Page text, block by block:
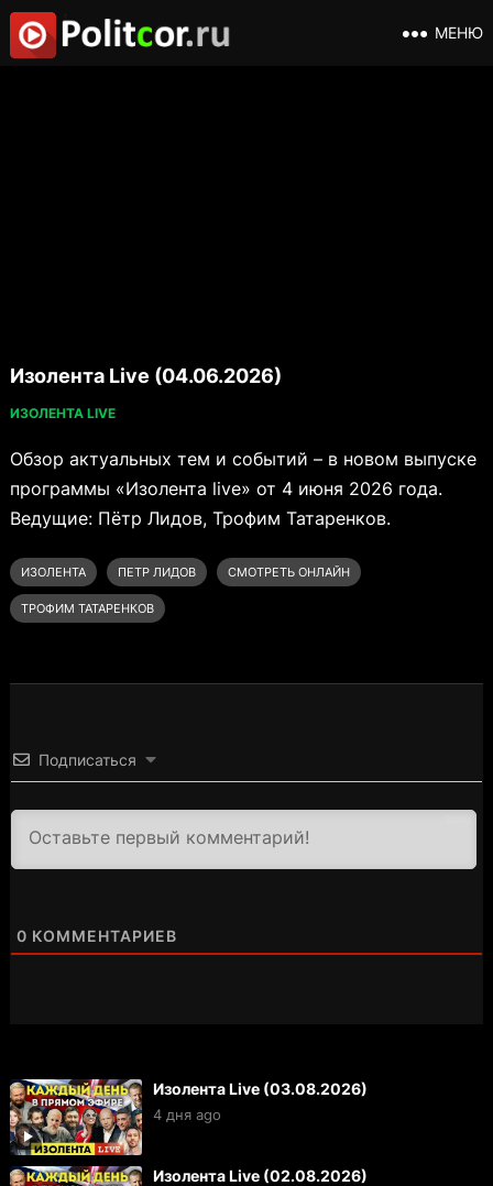
МЕНЮ
Изолента Live (04.06.2026)
ИЗОЛЕНТА LIVE
Обзор актуальных тем и событий – в новом выпуске
программы «Изолента live» от 4 июня 2026 года.
Ведущие: Пётр Лидов, Трофим Татаренков.
ИЗОЛЕНТА ПЕТР ЛИДОВ СМОТРЕТЬ ОНЛАЙН
ТРОФИМ ТАТАРЕНКОВ
Подписаться
0 КОММЕНТАРИЕВ
Изолента Live (03.08.2026)
4 дня ago
Изолента Live (02.08.2026)